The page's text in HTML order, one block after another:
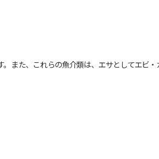
た、これらの魚介類は、エサとしてエビ・